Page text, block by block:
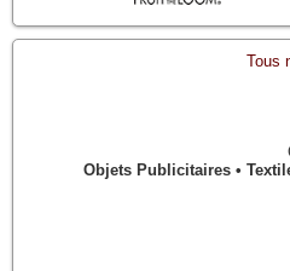
Tous
Objets Publicitaires •